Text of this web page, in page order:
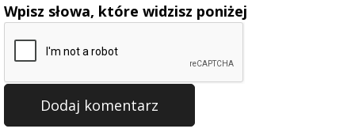
Wpisz słowa, które widzisz poniżej